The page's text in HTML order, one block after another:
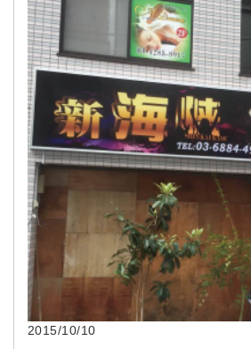
2015/10/10